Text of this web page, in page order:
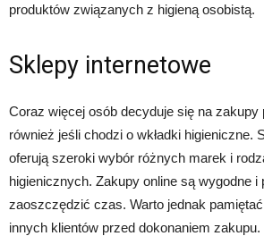
produktów związanych z higieną osobistą.
Sklepy internetowe
Coraz więcej osób decyduje się na zakupy
również jeśli chodzi o wkładki higieniczne.
oferują szeroki wybór różnych marek i
higienicznych. Zakupy online są wygodne i
zaoszczędzić czas. Warto jednak
innych klientów przed dokonaniem zakupu.